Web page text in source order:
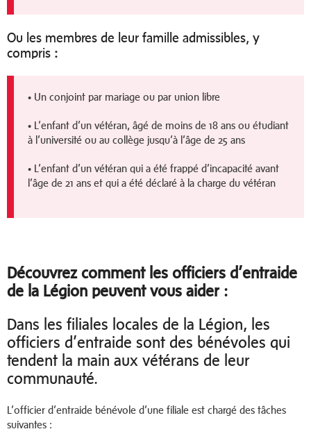
Ou les membres de leur famille admissibles, y
compris :
• Un conjoint par mariage ou par union libre
• L’enfant d’un vétéran, âgé de moins de 18 ans ou étudiant
à l’université ou au collège jusqu’à l’âge de 25 ans
• L’enfant d’un vétéran qui a été frappé d’incapacité avant
l’âge de 21 ans et qui a été déclaré à la charge du vétéran
Découvrez comment les officiers d’entraide
de la Légion peuvent vous aider :
Dans les filiales locales de la Légion, les
officiers d’entraide sont des bénévoles qui
tendent la main aux vétérans de leur
communauté.
L’officier d’entraide bénévole d’une filiale est chargé des tâches
suivantes :